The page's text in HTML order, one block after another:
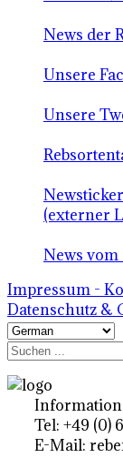
News der
Unsere
Unsere
(externer
News
Impressum -
Datenschutz &
Tel: +49 (0)
E-Mail: